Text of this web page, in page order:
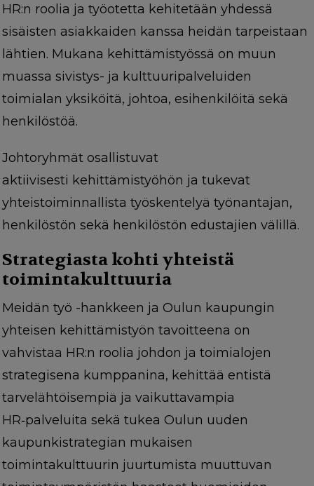
HR:n roolia ja työotetta kehitetään yhdessä
sisäisten asiakkaiden kanssa heidän tarpeistaan
lähtien. Mukana kehittämistyössä on muun
muassa sivistys- ja kulttuuripalveluiden
toimialan yksiköitä, johtoa, esihenkilöitä sekä
henkilöstöä.
Johtoryhmät osallistuvat
aktiivisesti kehittämistyöhön ja tukevat
yhteistoiminnallista työskentelyä työnantajan,
henkilöstön sekä henkilöstön edustajien välillä.
Strategiasta kohti yhteistä
toimintakulttuuria
Meidän työ -hankkeen ja Oulun kaupungin
yhteisen kehittämistyön tavoitteena on
vahvistaa HR:n roolia johdon ja toimialojen
strategisena kumppanina, kehittää entistä
tarvelähtöisempiä ja vaikuttavampia
HR‑palveluita sekä tukea Oulun uuden
kaupunkistrategian mukaisen
toimintakulttuurin juurtumista muuttuvan